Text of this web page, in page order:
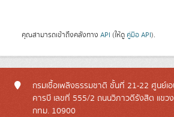
คุณสามารถเข้าถึงคลังทาง API (ให้ดู คู่มือ API).
กรมเชื้อเพลิงธรรมชาติ ชั้นที่ 21-22 ศูนย์เ
คารบี เลขที่ 555/2 ถนนวิภาวดีรังสิต แขว
กทม. 10900